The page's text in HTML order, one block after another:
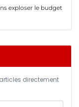
exploser le budget
directement